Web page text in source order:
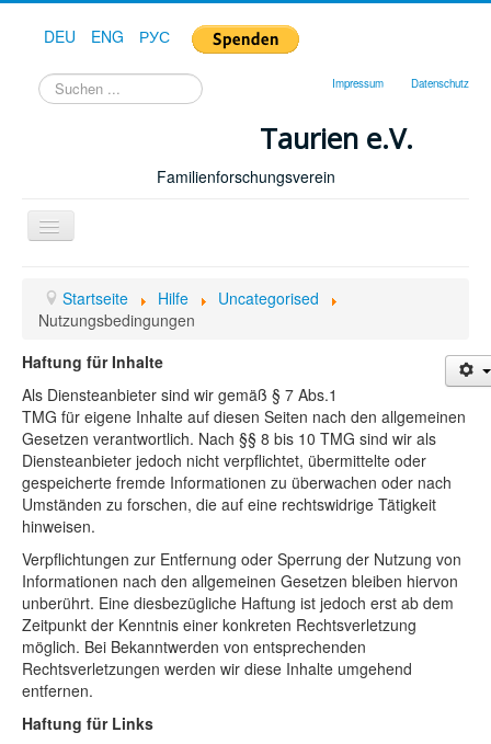
DEU ENG РУС
Suchen
...
Impressum Datenschutz
Taurien e.V.
Familienforschungsverein
Toggle
Navigation
Forum
Hilfe
Geschichte
Downloads
Publikationen
Shop
Startseite Hilfe
Uncategorised
Nutzungsbedingungen
Haftung für Inhalte
Als Diensteanbieter sind wir gemäß § 7 Abs.1
TMG für eigene Inhalte auf diesen Seiten nach den allgemeinen
Gesetzen verantwortlich. Nach §§ 8 bis 10 TMG sind wir als
Diensteanbieter jedoch nicht verpflichtet, übermittelte oder
gespeicherte fremde Informationen zu überwachen oder nach
Umständen zu forschen, die auf eine rechtswidrige Tätigkeit
hinweisen.
Verpflichtungen zur Entfernung oder Sperrung der Nutzung von
Informationen nach den allgemeinen Gesetzen bleiben hiervon
unberührt. Eine diesbezügliche Haftung ist jedoch erst ab dem
Zeitpunkt der Kenntnis einer konkreten Rechtsverletzung
möglich. Bei Bekanntwerden von entsprechenden
Rechtsverletzungen werden wir diese Inhalte umgehend
entfernen.
Haftung für Links